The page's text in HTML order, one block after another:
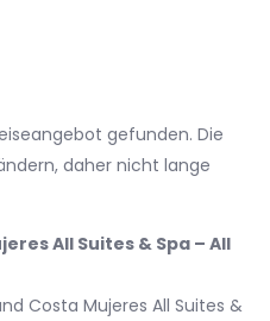
gefunden. Die
daher nicht lange
All Suites & Spa – All
Costa Mujeres All Suites &